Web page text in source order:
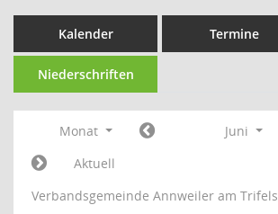
Kalender Termine
Niederschriften
Monat Juni
Aktuell
Verbandsgemeinde Annweiler am Trifels